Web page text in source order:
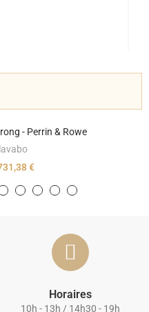
- Perrin & Rowe
€
Horaires
10h - 13h / 14h30 - 19h